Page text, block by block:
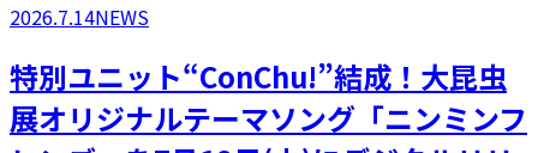
2026.7.14NEWS
特別ユニット“ConChu!”結成！大昆虫
展オリジナルテーマソング「ニンミンフ